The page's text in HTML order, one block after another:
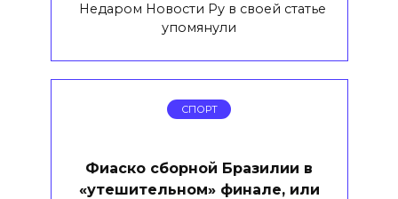
Недаром Новости Ру в своей статье
упомянули
СПОРТ
Фиаско сборной Бразилии в
«утешительном» финале, или